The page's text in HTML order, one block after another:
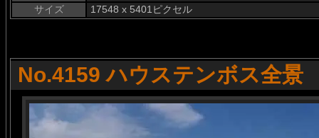
サイズ
17548 x 5401ピクセル
No.4159 ハウステンボス全景